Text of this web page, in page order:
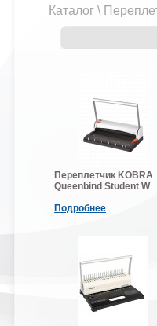
Каталог \
Переплетчик KOBRA
Queenbind Student W
Подробнее